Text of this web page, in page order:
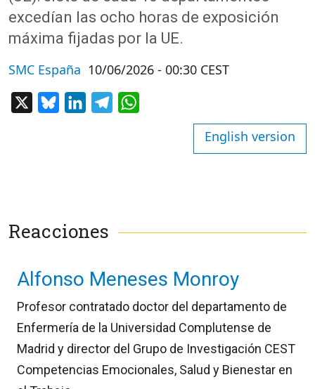
excedían las ocho horas de exposición
máxima fijadas por la UE.
SMC España 10/06/2026 - 00:30 CEST
BlueskyLinkedInTelegram
English version
Reacciones
Alfonso Meneses Monroy
Profesor contratado doctor del departamento de
Enfermería de la Universidad Complutense de
Madrid y director del Grupo de Investigación CEST
Competencias Emocionales, Salud y Bienestar en